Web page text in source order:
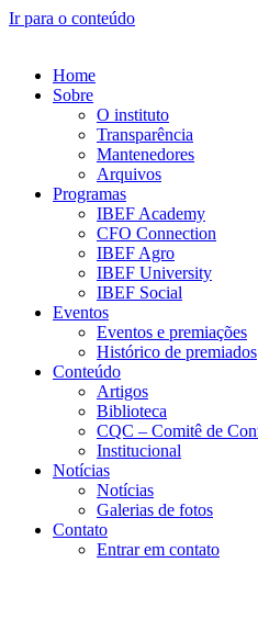
Ir para o conteúdo
Home
Sobre
O instituto
Transparência
Mantenedores
Arquivos
Programas
IBEF Academy
CFO Connection
IBEF Agro
IBEF University
IBEF Social
Eventos
Eventos e premiações
Histórico de premiados
Conteúdo
Artigos
Biblioteca
CQC – Comitê de
Institucional
Notícias
Notícias
Galerias de fotos
Contato
Entrar em contato